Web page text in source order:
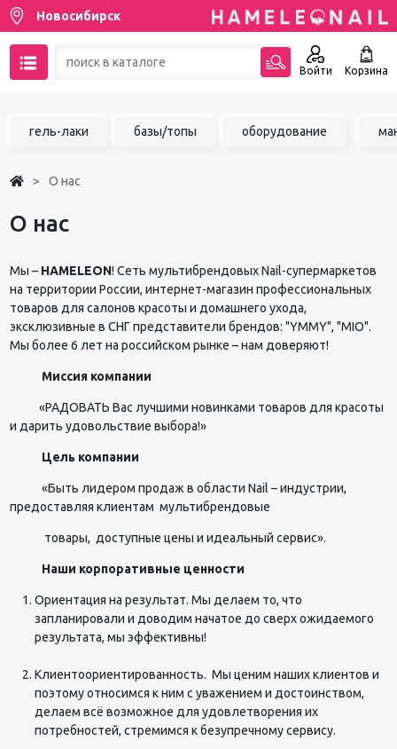
Новосибирск
Войти Корзина
гель-лаки базы/топы оборудование
О нас
О нас
Мы – HAMELEON! Сеть мультибрендовых Nail-супермаркетов
на территории России, интернет-магазин профессиональных
товаров для салонов красоты и домашнего ухода,
эксклюзивные в СНГ представители брендов: "YMMY", "MIO".
Мы более 6 лет на российском рынке – нам доверяют!
Миссия компании
«РАДОВАТЬ Вас лучшими новинками товаров для красоты
и дарить удовольствие выбора!»
Цель компании
«Быть лидером продаж в области Nail – индустрии,
предоставляя клиентам мультибрендовые
товары, доступные цены и идеальный сервис».
Наши корпоративные ценности
Ориентация на результат. Мы делаем то, что
запланировали и доводим начатое до сверх ожидаемого
результата, мы эффективны!
Клиентоориентированность. Мы ценим наших клиентов и
поэтому относимся к ним с уважением и достоинством,
делаем всё возможное для удовлетворения их
потребностей, стремимся к безупречному сервису.